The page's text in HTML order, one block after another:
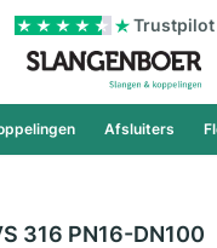
Trustpilot
Afsluiters
316 PN16-DN100